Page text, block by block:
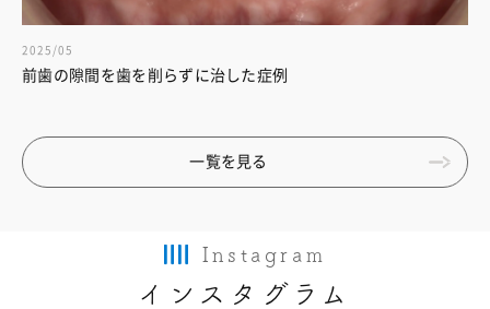
2025/05
前歯の隙間を歯を削らずに治した症例
一覧を見る
Instagram
インスタグラム